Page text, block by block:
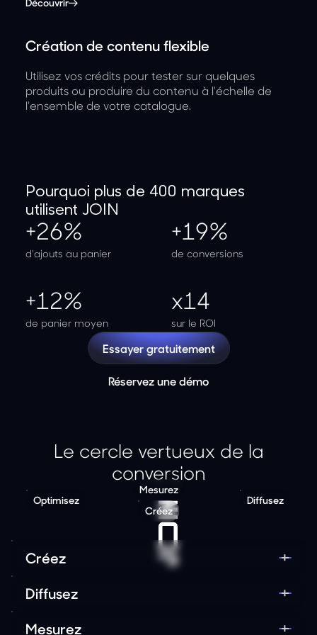
Création de contenu flexible
Utilisez vos crédits pour tester sur quelques
produits ou produire du contenu à l'échelle de
l'ensemble de votre catalogue.
Pourquoi plus de 400 marques
utilisent JOIN
+26%
d'ajouts au panier
+19%
de conversions
+12%
de panier moyen
x14
sur le ROI
Essayer gratuitement
Réservez une démo
Le cercle vertueux de la
conversion
Créez
Diffusez
Mesurez
Optimisez
Créez
clic.
Diffusez
Mesurez